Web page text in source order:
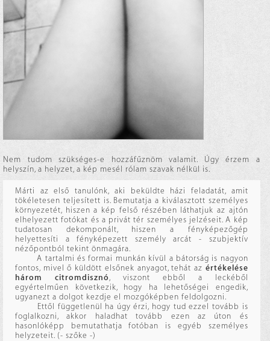
Nem tudom szükséges-e hozzáfűznöm valamit. Úgy érzem a
helyszín, a helyzet, a kép mesél rólam szavak nélkül is.
Márti az első tanulónk, aki beküldte házi feladatát, amit
tökéletesen teljesített is. Bemutatja a kiválasztott személyes
környezetét, hiszen a kép felső részében láthatjuk az ajtón
elhelyezett fotókat és a privát tér személyes jelzéseit. A kép
tudatosan dekomponált, hiszen a fényképezőgép
helyettesíti a fényképezett személy arcát - szubjektív
nézőpontból tekint önmagára.
A tartalmi és formai munkán kívül a bátorság is nagyon
fontos, mivel ő küldött elsőnek anyagot, tehát az értékelése
három citromdisznó, viszont ebből a leckéből
egyértelműen következik, hogy ha lehetőségei engedik,
ugyanezt a dolgot kezdje el mozgóképben feldolgozni.
Ettől függetlenül ha úgy érzi, hogy tud ezzel tovább is
foglalkozni, akkor haladhat tovább ezen az úton és
hasonlóképp bemutathatja fotóban is egyéb személyes
helyzeteit. (- szőke -)